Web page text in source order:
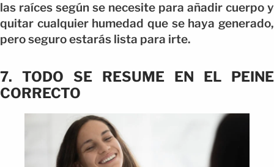
las raíces según se necesite para añadir cuerpo y
quitar cualquier humedad que se haya generado,
pero seguro estarás lista para irte.
7. TODO SE RESUME EN EL PEINE
CORRECTO